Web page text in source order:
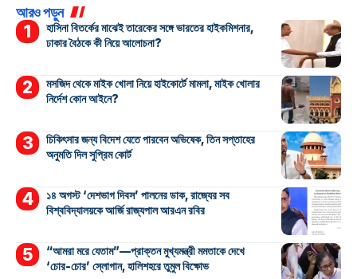
আরও পড়ুন
হাসিনা বিতর্কের মাঝেই তারেকের সঙ্গে ভারতের হাইকমিশনার,
ঢাকার বৈঠকে কী নিয়ে আলোচনা?
মসজিদ থেকে মাইক খোলা নিয়ে হাইকোর্টে মামলা, মাইক খোলার
নির্দেশ কোন আইনে?
চিকিৎসার জন্য বিদেশ যেতে পারবেন অভিষেক, তিন সপ্তাহের
অনুমতি দিল সুপ্রিম কোর্ট
১৪ অগস্ট ‘দেশভাগ দিবস’ পালনের ডাক, রাজ্যের সব
বিশ্ববিদ্যালয়কে আর্জি রাজ্যপাল আরএন রবির
“আমরা মরে যেতাম”—প্রাক্তন মুখ্যমন্ত্রী মমতাকে দেখে
‘চোর-চোর’ স্লোগান, হালিশহরে তুমুল বিক্ষোভ